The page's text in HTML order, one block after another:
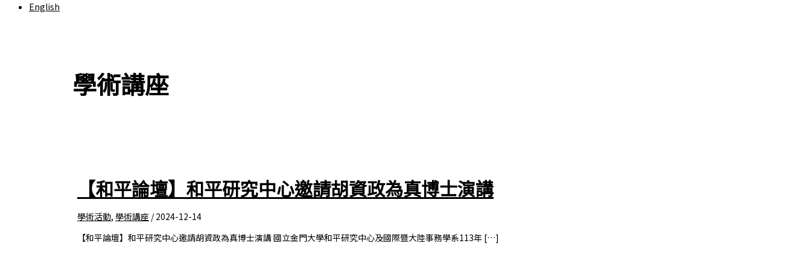
English
學術講座
【和平論壇】和平研究中心邀請胡資政為真博士演講
學術活動, 學術講座 /2024-12-14
【和平論壇】和平研究中心邀請胡資政為真博士演講 國立金門大學和平研究中心及國際暨大陸事務學系113年 […]